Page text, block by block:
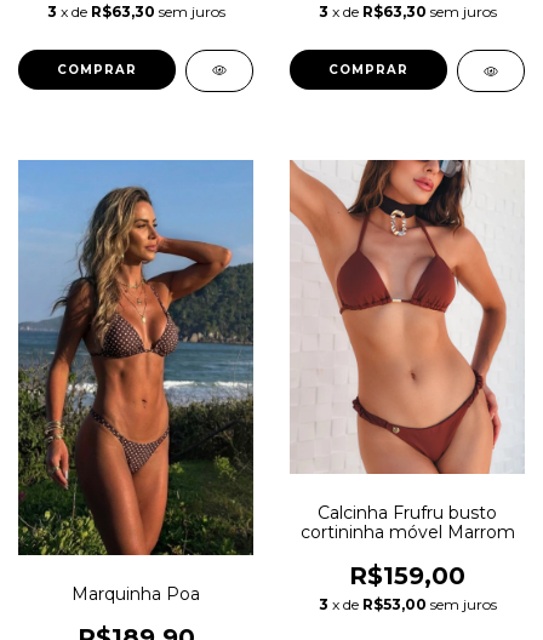
3 x de R$63,30 sem juros
COMPRAR
3 x de R$63,30 sem juros
COMPRAR
Marquinha Poa
Calcinha Frufru busto
cortininha móvel Marrom
R$159,00
3 x de R$53,00 sem juros